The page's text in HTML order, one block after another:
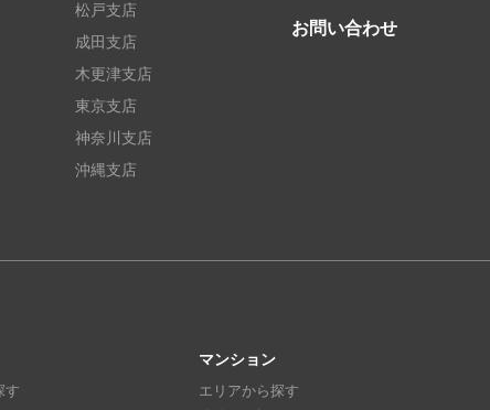
松戸支店
成田支店
木更津支店
東京支店
神奈川支店
沖縄支店
お問い合わせ
す
マンション
エリアから探す